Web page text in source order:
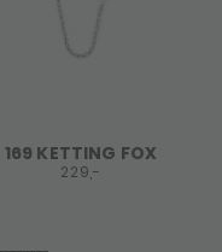
169 KETTING FOX
229,-